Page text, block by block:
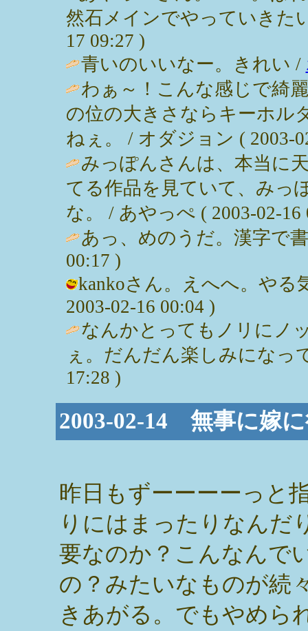
然石メインでやっていきた
17 09:27 )
青いのいいなー。きれい /
わぁ～！こんな感じで綺
の位の大きさならキーホル
ねぇ。 / オダジョン ( 2003-
みっぽんさんは、本当に
てる作品を見ていて、みっ
な。 / あやっぺ ( 2003-02-16
あっ、めのうだ。漢字で
00:17 )
kankoさん。えへへ。やる
2003-02-16 00:04 )
なんかとってもノリにノ
ぇ。だんだん楽しみになっ
17:28 )
2003-02-14 無事に嫁
昨日もずーーーーっと
りにはまったりなんだ
要なのか？こんなんで
の？みたいなものが続
きあがる。でもやめら